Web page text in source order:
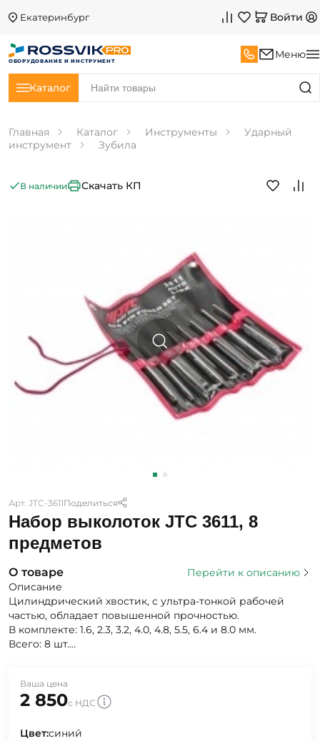
Екатеринбург Войти
ОБОРУДОВАНИЕ И ИНСТРУМЕНТ
Меню
Каталог
Главная Каталог Инструменты
Ударный
инструмент
Зубила
Арт. JTC-3611Поделиться
Набор выколоток JTC 3611, 8
предметов
В наличии Скачать КП
О товаре
Перейти к описанию
Описание
Цилиндрический хвостик, с ультра-тонкой рабочей
частью, обладает повышенной прочностью.
В комплекте: 1.6, 2.3, 3.2, 4.0, 4.8, 5.5, 6.4 и 8.0 мм.
Всего: 8 шт....
Ваша цена
2 850с НДС
Цвет:синий